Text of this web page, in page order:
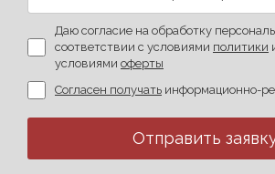
Даю согласие на обработку
соответствии с условиями политики
условиями оферты
Согласен получать информационно-
Отправить